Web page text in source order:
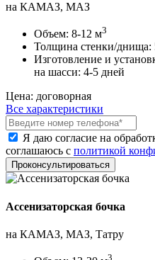
на КАМАЗ, МАЗ
Объем: 8-12 м3
Толщина стенки/днища:
Изготовление и
на шасси: 4-5 дней
Цена: договорная
Все характеристики
Я даю согласие на
соглашаюсь с политикой
Ассенизаторская бочка
на КАМАЗ, МАЗ, Татру
3